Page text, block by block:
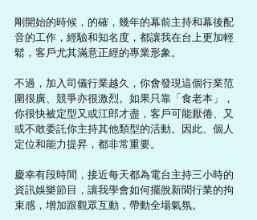
剛開始的時候，的確，幾年的幕前主持和幕後配
音的工作，經驗和知名度，都讓我在台上更加輕
鬆，客戶尤其滿意正經的專業形象。
不過，加入司儀行業越久，你會發現這個行業范
圍很廣、競爭亦很激烈。如果只靠「食老本」，
你很快被定型又或江郎才盡，客戶可能厭倦、又
或不敢委託你主持其他類型的活動。因此、個人
定位和能力提昇，都非常重要。
慶幸有段時間，接近每天都為電台主持三小時的
資訊娛樂節目，讓我學會如何擺脫新聞行業的拘
束感，增加跟觀眾互動，帶動全場氣氛。